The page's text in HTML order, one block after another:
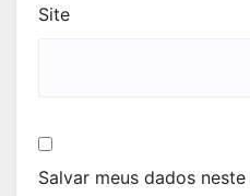
Site
Salvar meus dados